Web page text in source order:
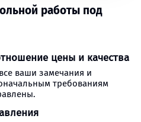
работы под
цены и качества
ваши замечания и
требованиям